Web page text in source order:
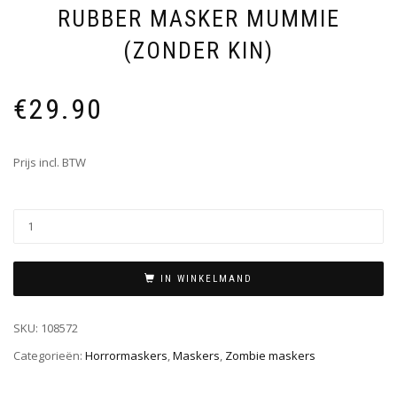
RUBBER MASKER MUMMIE
(ZONDER KIN)
€29.90
Prijs incl. BTW
IN WINKELMAND
SKU: 108572
Categorieën: Horrormaskers,Maskers, Zombie maskers